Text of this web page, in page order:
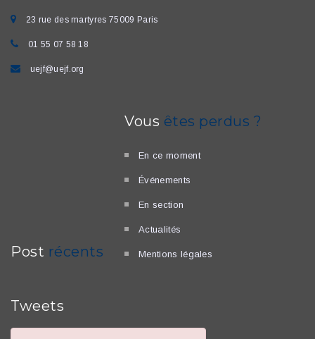
23 rue des martyres 75009 Paris
01 55 07 58 18
uejf@uejf.org
Post récents
Vous êtes perdus ?
En ce moment
Événements
En section
Actualités
Mentions légales
Tweets